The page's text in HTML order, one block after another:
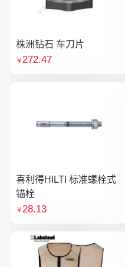
株洲钻石 车刀片
￥272.47
喜利得HILTI 标准螺栓式
锚栓
￥28.13